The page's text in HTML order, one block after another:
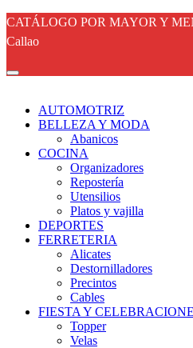
CATÁLOGO POR MAYOR Y
Callao
AUTOMOTRIZ
BELLEZA Y MODA
Abanicos
COCINA
Organizadores
Repostería
Utensilios
Platos y vajilla
DEPORTES
FERRETERIA
Alicates
Destornilladores
Precintos
Cables
FIESTA Y
Topper
Velas